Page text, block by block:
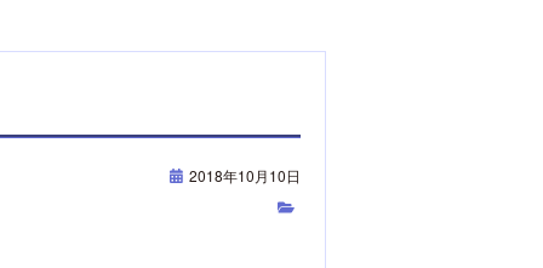
2018年10月10日